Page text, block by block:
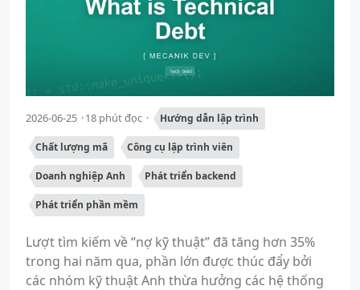
2026-06-25 18 phút đọc Hướng dẫn lập trình
Chất lượng mã Công cụ lập trình viên
Doanh nghiệp Anh Phát triển backend
Phát triển phần mềm
Lượt tìm kiếm về “nợ kỹ thuật” đã tăng hơn 35%
trong hai năm qua, phần lớn được thúc đẩy bởi
các nhóm kỹ thuật Anh thừa hưởng các hệ thống